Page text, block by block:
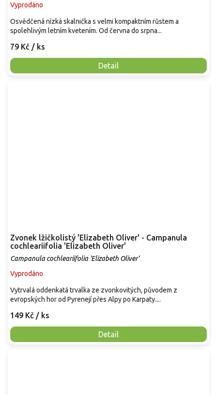
Vyprodáno
79 Kč / ks
Detail
Osvědčená nízká skalnička s velmi kompaktním růstem a
spolehlivým letním kvetením. Od června do srpna...
Zvonek lžičkolistý 'Elizabeth Oliver' - Campanula
cochleariifolia 'Elizabeth Oliver'
Campanula cochleariifolia 'Elizabeth Oliver'
Vyprodáno
149 Kč / ks
Detail
Vytrvalá oddenkatá trvalka ze zvonkovitých, původem z
evropských hor od Pyrenejí přes Alpy po Karpaty....